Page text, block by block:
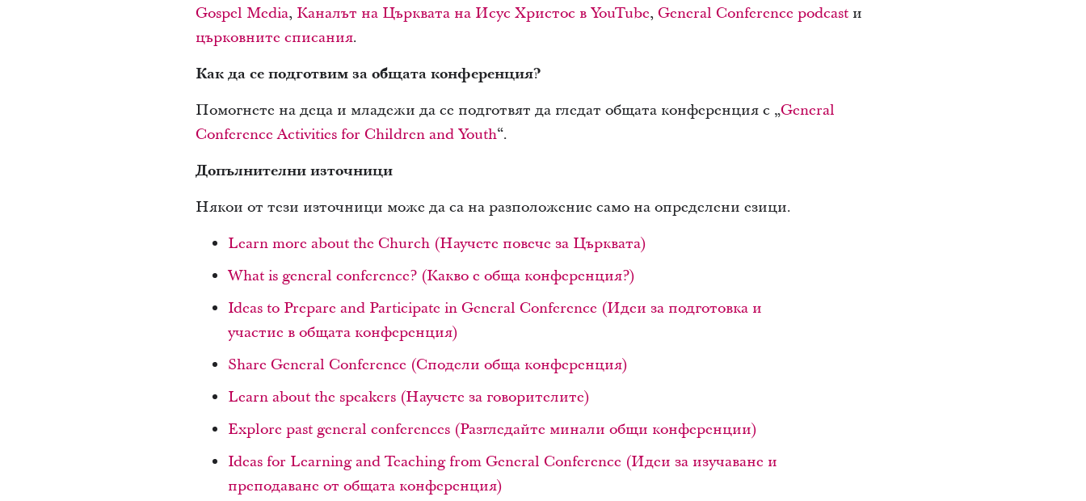
Gospel Media, Каналът на Църквата на Исус Христос в YouTube, General Conference podcastи
църковните списания.
Как да се подготвим за общата конференция?
Помогнете на деца и младежи да се подготвят да гледат общата конференция с „General
Conference Activities for Children and Youth“.
Допълнителни източници
Някои от тези източници може да са на разположение само на определени езици.
Learn more about the Church (Научете повече за Църквата)
What is general conference? (Какво е обща конференция?)
Ideas to Prepare and Participate in General Conference (Идеи за подготовка и
участие в общата конференция)
Share General Conference (Сподели обща конференция)
Learn about the speakers (Научете за говорителите)
Explore past general conferences (Разгледайте минали общи конференции)
Ideas for Learning and Teaching from General Conference (Идеи за изучаване и
преподаване от общата конференция)